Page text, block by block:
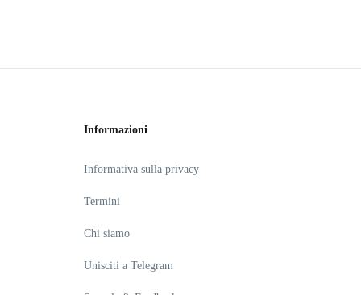
Informazioni
Informativa sulla privacy
Termini
Chi siamo
Unisciti a Telegram